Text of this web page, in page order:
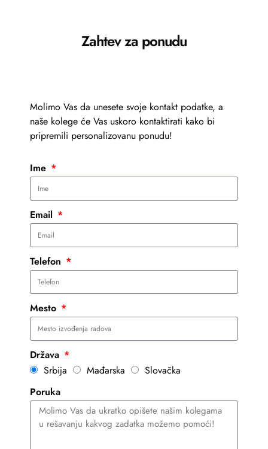
Zahtev za ponudu
Molimo Vas da unesete svoje kontakt podatke, a
naše kolege će Vas uskoro kontaktirati kako bi
pripremili personalizovanu ponudu!
Ime
Email
Telefon
Mesto
Država
Srbija
Mađarska
Slovačka
Poruka